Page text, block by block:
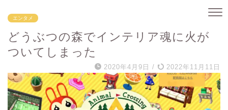
エンタメ
どうぶつの森でインテリア魂に火が
ついてしまった
2020年4月9日 / 2022年11月11日